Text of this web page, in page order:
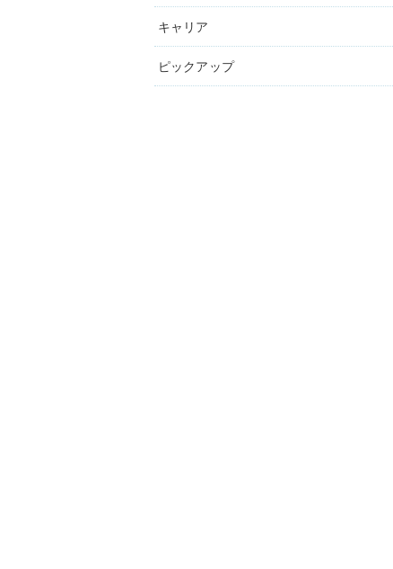
キャリア
ピックアップ